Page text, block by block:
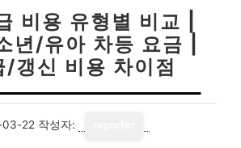
비용 유형별 비교 |
년/유아 차등 요금 |
/갱신 비용 차이점
03-22 작성자: